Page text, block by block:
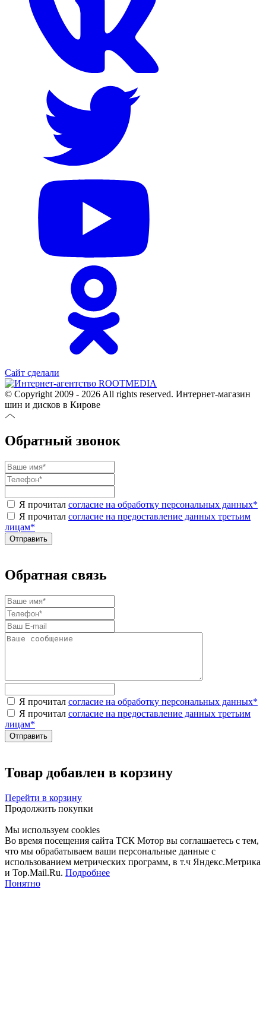
Сайт сделали
© Copyright 2009 - 2026 All rights reserved. Интернет-магазин
шин и дисков в Кирове
Обратный звонок
Я прочитал согласие на обработку персональных данных*
Я прочитал согласие на предоставление данных третьим
лицам*
Обратная связь
Я прочитал согласие на обработку персональных данных*
Я прочитал согласие на предоставление данных третьим
лицам*
Товар добавлен в корзину
Перейти в корзину
Продолжить покупки
Мы используем cookies
Во время посещения сайта ТСК Мотор вы соглашаетесь с тем,
что мы обрабатываем ваши персональные данные с
использованием метрических программ, в т.ч Яндекс.Метрика
и Top.Mail.Ru. Подробнее
Понятно